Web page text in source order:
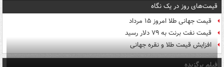
قیمت‌های روز در یک نگاه
قیمت جهانی طلا امروز ۱۵ مرداد
قیمت نفت برنت به ۷۹ دلار رسید
افزایش قیمت طلا و نقره جهانی
فیلم برگزیده